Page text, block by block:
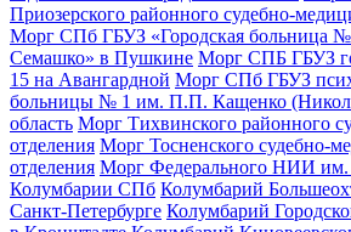
Приозерского районного судебно-
Морг СПб ГБУЗ «Городская больница
Семашко» в Пушкине Морг СПБ ГБУЗ
15 на Авангардной Морг СПб ГБУЗ
больницы № 1 им. П.П. Кащенко
область Морг Тихвинского районного
отделения Морг Тосненского судебно-
отделения Морг Федерального НИИ
Колумбарии СПб Колумбарий
Санкт-Петербурге Колумбарий